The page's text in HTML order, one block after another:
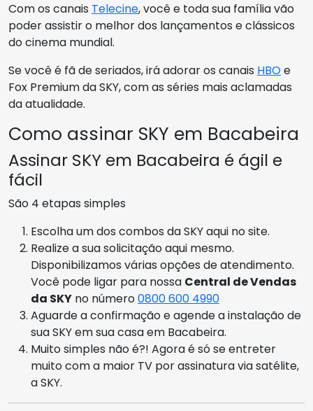
Com os canais Telecine, você e toda sua família vão
poder assistir o melhor dos lançamentos e clássicos
do cinema mundial.
Se você é fã de seriados, irá adorar os canais HBOe
Fox Premium da SKY, com as séries mais aclamadas
da atualidade.
Como assinar SKY em Bacabeira
Assinar SKY em Bacabeira é ágil e
fácil
São 4 etapas simples
Escolha um dos combos da SKY aqui no site.
Realize a sua solicitação aqui mesmo.
Disponibilizamos várias opções de atendimento.
Você pode ligar para nossa Central de Vendas
da SKY no número0800 600 4990
Aguarde a confirmação e agende a instalação de
sua SKY em sua casa em Bacabeira.
Muito simples não é?! Agora é só se entreter
muito com a maior TV por assinatura via satélite,
a SKY.